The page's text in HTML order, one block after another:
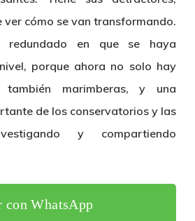
ver cómo se van transformando.
redundado en que se haya
porque ahora no solo hay
también marimberas, y una
de los conservatorios y las
y compartiendo
con WhatsApp